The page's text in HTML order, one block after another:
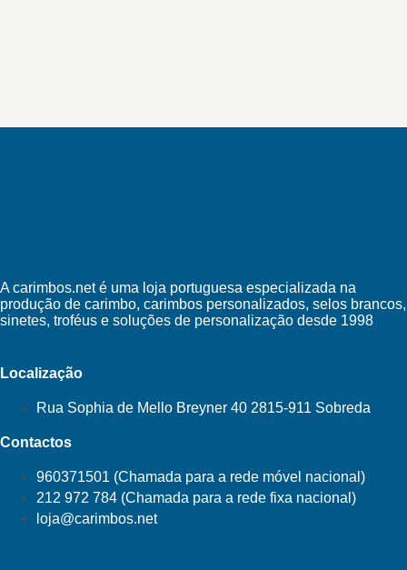
A carimbos.net é uma loja portuguesa especializada na
produção de carimbo, carimbos personalizados, selos brancos,
sinetes, troféus e soluções de personalização desde 1998
Localização
Rua Sophia de Mello Breyner 40 2815-911 Sobreda
Contactos
960371501 (Chamada para a rede móvel nacional)
212 972 784 (Chamada para a rede fixa nacional)
loja@carimbos.net